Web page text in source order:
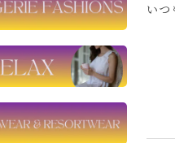
いつ